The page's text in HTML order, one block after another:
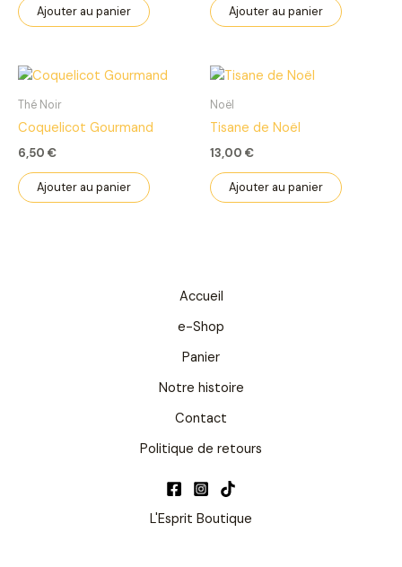
Ajouter au panier Ajouter au panier
Thé Noir
Coquelicot Gourmand
6,50 €
Ajouter au panier
Noël
Tisane de Noël
13,00 €
Ajouter au panier
Accueil
e-Shop
Panier
Notre histoire
Contact
Politique de retours
L'Esprit Boutique